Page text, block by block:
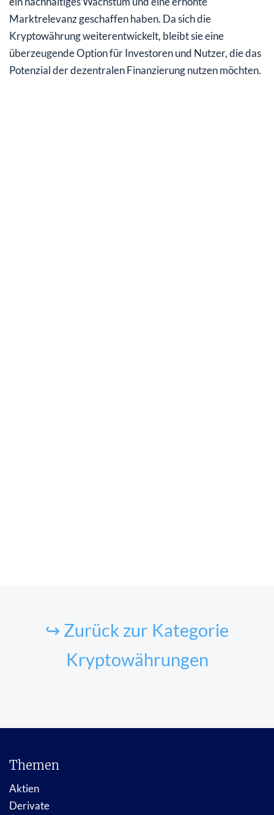
Marktrelevanz geschaffen haben. Da sich die
Kryptowährung weiterentwickelt, bleibt sie eine
überzeugende Option für Investoren und Nutzer, die das
Potenzial der dezentralen Finanzierung nutzen möchten.
↪ Zurück zur Kategorie
Kryptowährungen
Themen
Aktien
Derivate